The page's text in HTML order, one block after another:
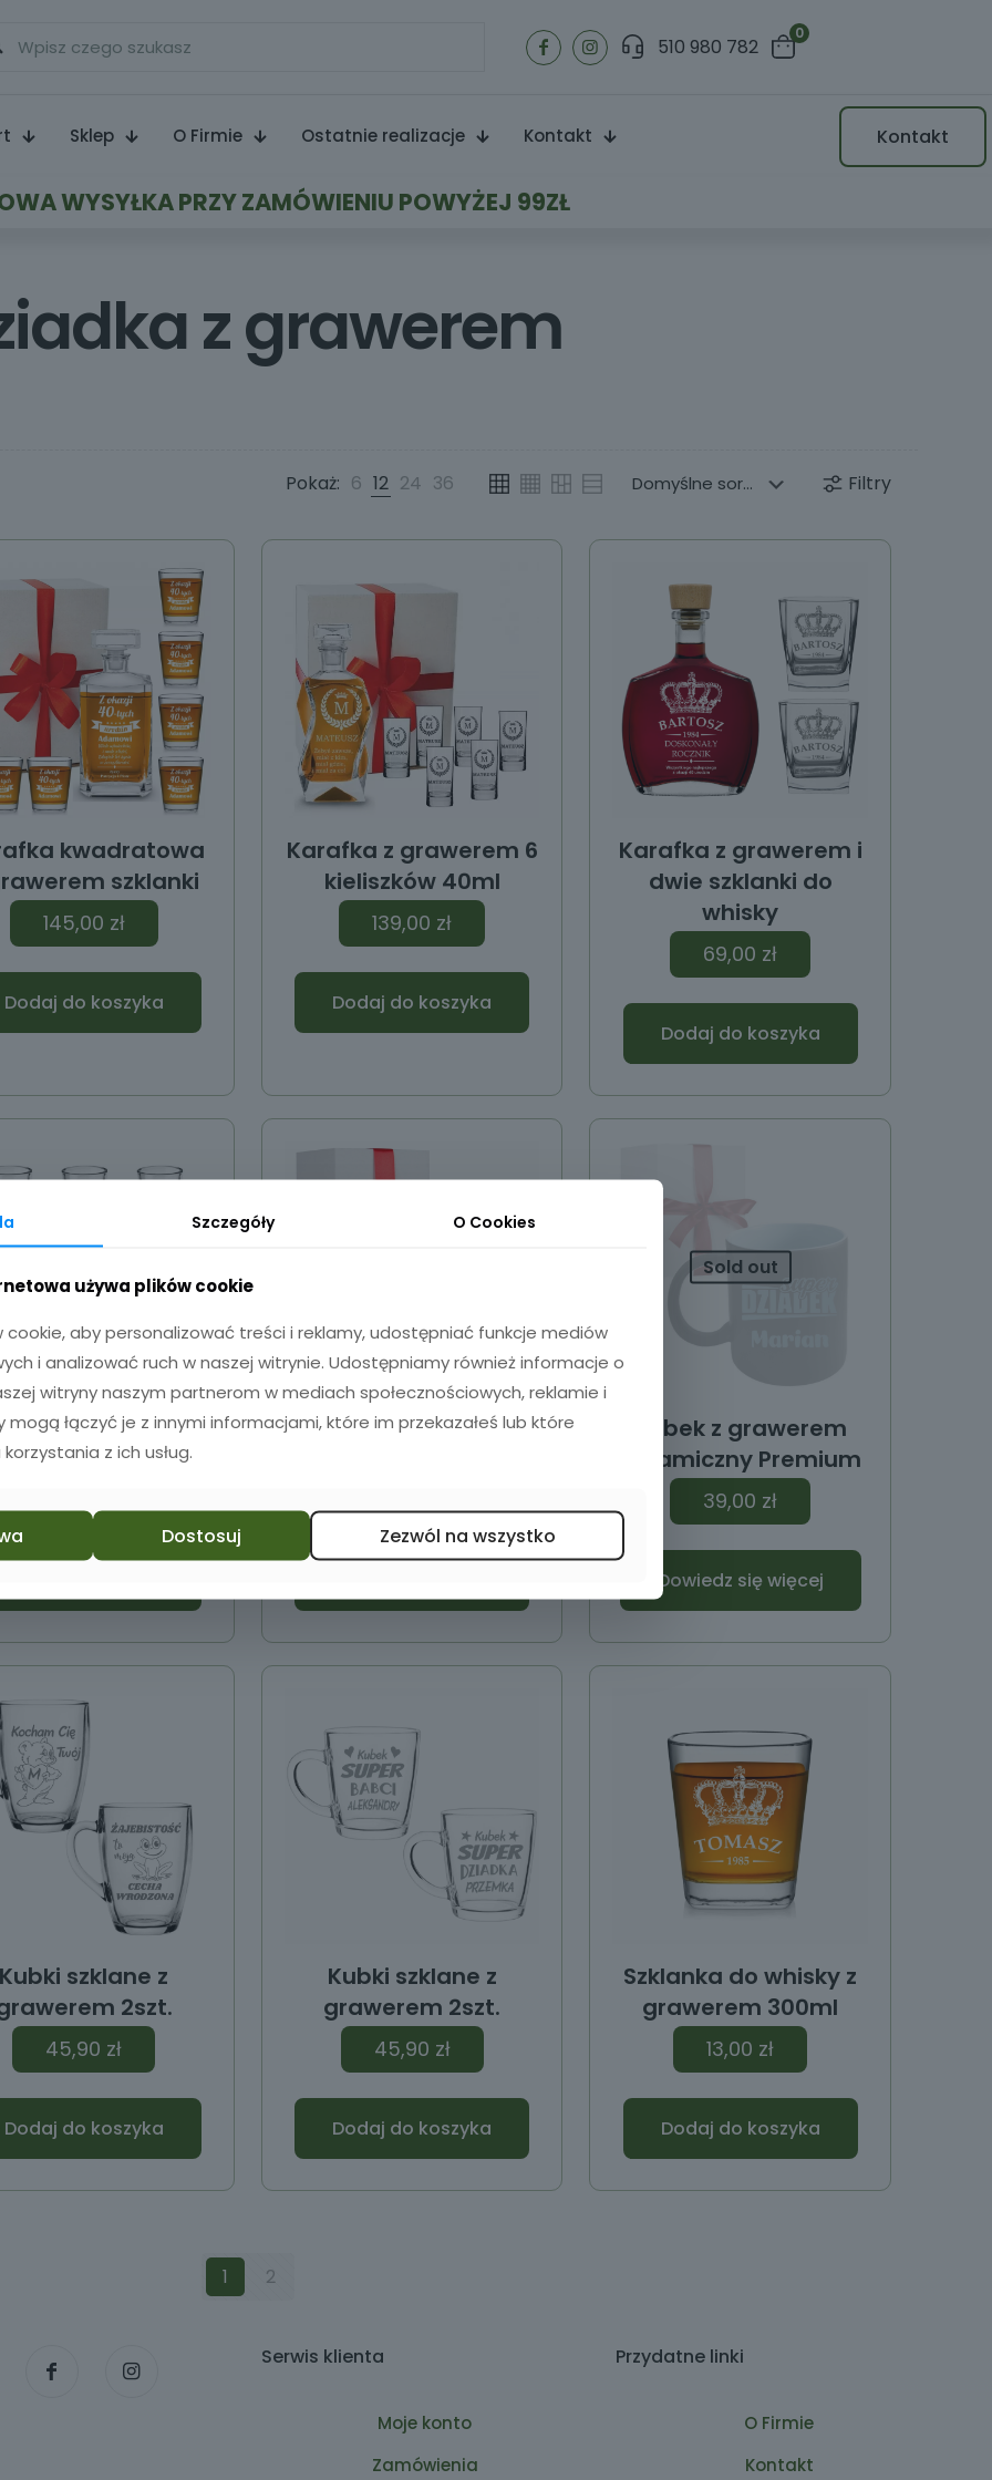
510 980 782
0
Sklep O Firmie Ostatnie realizacje Kontakt Kontakt
WYSYŁKA PRZY ZAMÓWIENIU POWYŻEJ 99ZŁ
z grawerem
Pokaż: 6 12 24 36 Filtry
kwadratowa
szklanki
145,00 zł
Dodaj do koszyka
Karafka z grawerem 6
kieliszków 40ml
139,00 zł
Dodaj do koszyka
Karafka z grawerem i
dwie szklanki do
whisky
69,00 zł
Dodaj do koszyka
z grawerem
28ml.
Kubek szklany z
Sold out
Kubek z grawerem
ceramiczny Premium
39,00 zł
Dowiedz się więcej
Kubki szklane z
2szt.
45,90 zł
Dodaj do koszyka
Kubki szklane z
grawerem 2szt.
45,90 zł
Dodaj do koszyka
Szklanka do whisky z
grawerem 300ml
13,00 zł
Dodaj do koszyka
1 2
Serwis klienta
Moje konto
Zamówienia
Przydatne linki
O Firmie
Kontakt
Szczegóły O Cookies
używa plików cookie
cookie, aby personalizować treści i reklamy, udostępniać funkcje mediów
i analizować ruch w naszej witrynie. Udostępniamy również informacje o
witryny naszym partnerom w mediach społecznościowych, reklamie i
mogą łączyć je z innymi informacjami, które im przekazałeś lub które
z ich usług.
Dostosuj Zezwól na wszystko